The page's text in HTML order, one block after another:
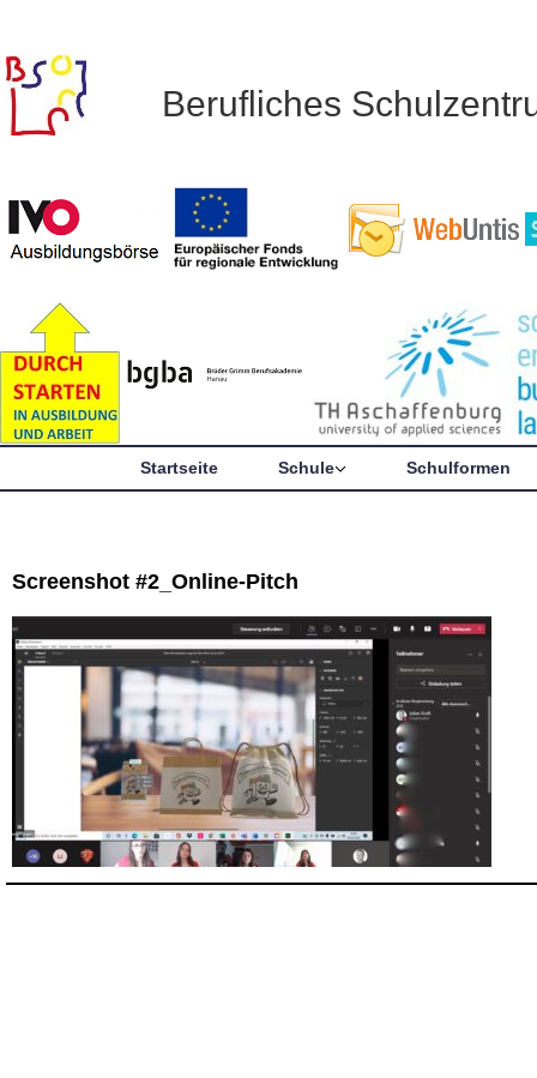
Berufliches
Startseite Schule Schulformen
Screenshot #2_Online-Pitch